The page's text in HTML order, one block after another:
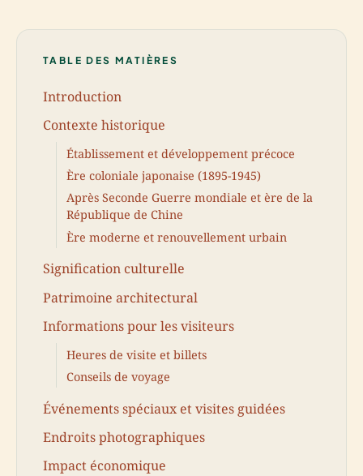
TABLE DES MATIÈRES
Introduction
Contexte historique
Établissement et développement précoce
Ère coloniale japonaise (1895-1945)
Après Seconde Guerre mondiale et ère de la
République de Chine
Ère moderne et renouvellement urbain
Signification culturelle
Patrimoine architectural
Informations pour les visiteurs
Heures de visite et billets
Conseils de voyage
Événements spéciaux et visites guidées
Endroits photographiques
Impact économique